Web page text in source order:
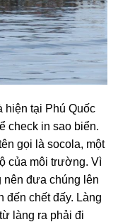
tại Phú Quốc
check in sao biển.
gọi là socola, một
của môi trường. Vì
nên đưa chúng lên
đến chết đấy. Làng
làng ra phải đi